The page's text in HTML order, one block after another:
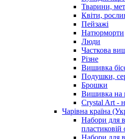
Тварини,
Квіти,
Пейзажі
Натюрморти
Люди
Часткова
Різне
Вишивка
Подушки,
Брошки
Вишивка на
Crystal Art -
Чарівна країна
Набори для
пластиковій
Набори для